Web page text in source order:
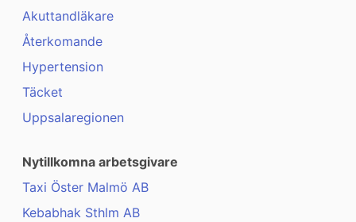
Akuttandläkare
Återkomande
Hypertension
Täcket
Uppsalaregionen
Nytillkomna arbetsgivare
Taxi Öster Malmö AB
Kebabhak Sthlm AB